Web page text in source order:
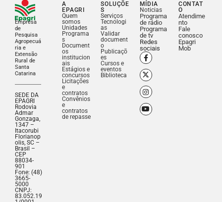
Empresa
de
Pesquisa
Agropecuá
ria e
Extensão
Rural de
Santa
Catarina
SEDE DA
EPAGRI
Rodovia
Admar
Gonzaga,
1347 –
Itacorubi
Florianop
olis, SC –
Brasil –
CEP
88034-
901
Fone: (48)
3665-
5000
CNPJ:
83.052.19
A
EPAGRI
Quem
somos
Unidades
Programa
s
Document
os
institucion
ais
Estágios e
concursos
Licitações
e
contratos
Convênios
e
contratos
de repasse
SOLUÇÕE
S
Serviços
Tecnologi
as
Validar
document
o
Publicaçõ
es
Cursos e
eventos
Biblioteca
MÍDIA
Noticias
Programa
de rádio
Programa
de tv
Redes
sociais
CONTAT
O
Atendime
nto
Fale
conosco
Epagri
Mob